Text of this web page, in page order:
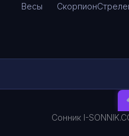
Весы Скорпион
Сонник I-